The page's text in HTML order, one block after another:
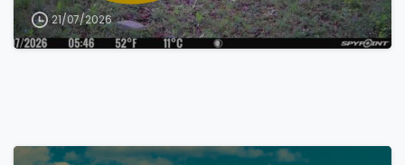
21/07/2026